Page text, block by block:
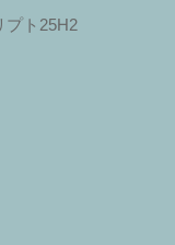
プト25H2